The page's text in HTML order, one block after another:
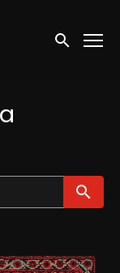
Wyszukaj